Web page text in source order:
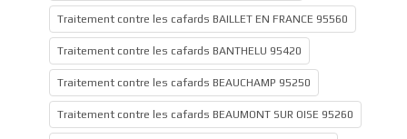
Traitement contre les cafards BAILLET EN FRANCE 95560
Traitement contre les cafards BANTHELU 95420
Traitement contre les cafards BEAUCHAMP 95250
Traitement contre les cafards BEAUMONT SUR OISE 95260